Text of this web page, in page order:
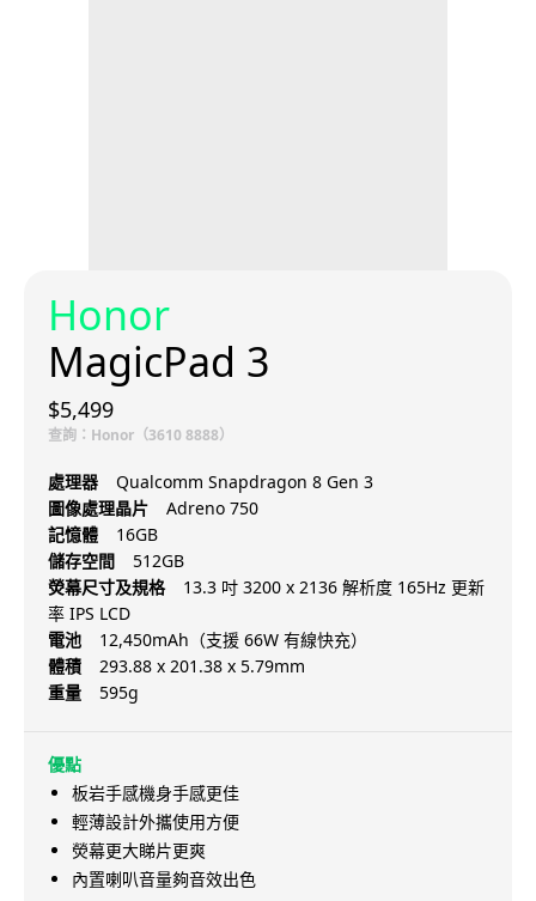
Honor
MagicPad 3
$5,499
查詢：Honor（3610 8888）
處理器
Qualcomm Snapdragon 8 Gen 3
圖像處理晶片
Adreno 750
記憶體
16GB
儲存空間
512GB
熒幕尺寸及規格
13.3 吋 3200 x 2136 解析度 165Hz 更新
率 IPS LCD
電池
12,450mAh（支援 66W 有線快充）
體積
293.88 x 201.38 x 5.79mm
重量
595g
優點
板岩手感機身手感更佳
輕薄設計外攜使用方便
熒幕更大睇片更爽
內置喇叭音量夠音效出色